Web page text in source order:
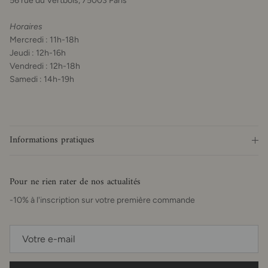
Horaires
Mercredi : 11h-18h
Jeudi : 12h-16h
Vendredi : 12h-18h
Samedi : 14h-19h
Informations pratiques
Pour ne rien rater de nos actualités
-10% à l'inscription sur votre première commande